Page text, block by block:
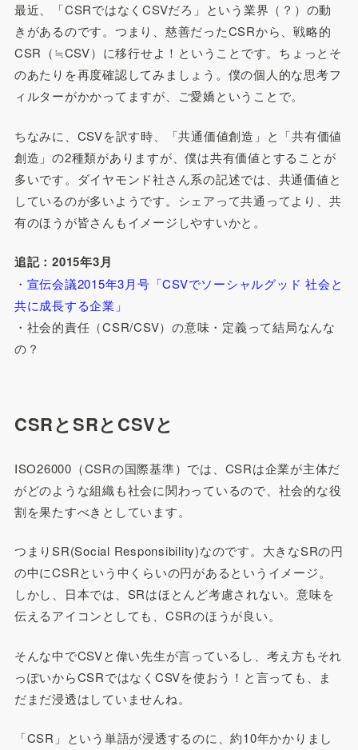
最近、「CSRではなくCSVだろ」という業界（？）の動
きがあるのです。つまり、慈善だったCSRから、戦略的
CSR（≒CSV）に移行せよ！ということです。ちょっとそ
のあたりを再度確認してみましょう。僕の個人的な思考フ
ィルターがかかってますが、ご愛嬌ということで。
ちなみに、CSVを訳す時、「共通価値創造」と「共有価値
創造」の2種類がありますが、僕は共有価値とすることが
多いです。ダイヤモンド社さん系の記述では、共通価値と
しているのが多いようです。シェアって共通ってより、共
有のほうが皆さんもイメージしやすいかと。
追記：2015年3月
・ 宣伝会議2015年3月号「CSVでソーシャルグッド 社会と
共に成長する企業」
・社会的責任（CSR/CSV）の意味・定義って結局なんな
の？
CSRとSRとCSVと
ISO26000（CSRの国際基準）では、CSRは企業が主体だ
がどのような組織も社会に関わっているので、社会的な役
割を果たすべきとしています。
つまりSR(Social Responsibility)なのです。大きなSRの円
の中にCSRという中くらいの円があるというイメージ。
しかし、日本では、SRはほとんど考慮されない。意味を
伝えるアイコンとしても、CSRのほうが良い。
そんな中でCSVと偉い先生が言っているし、考え方もそれ
っぽいからCSRではなくCSVを使おう！と言っても、ま
だまだ浸透はしていませんね。
「CSR」という単語が浸透するのに、約10年かかりまし